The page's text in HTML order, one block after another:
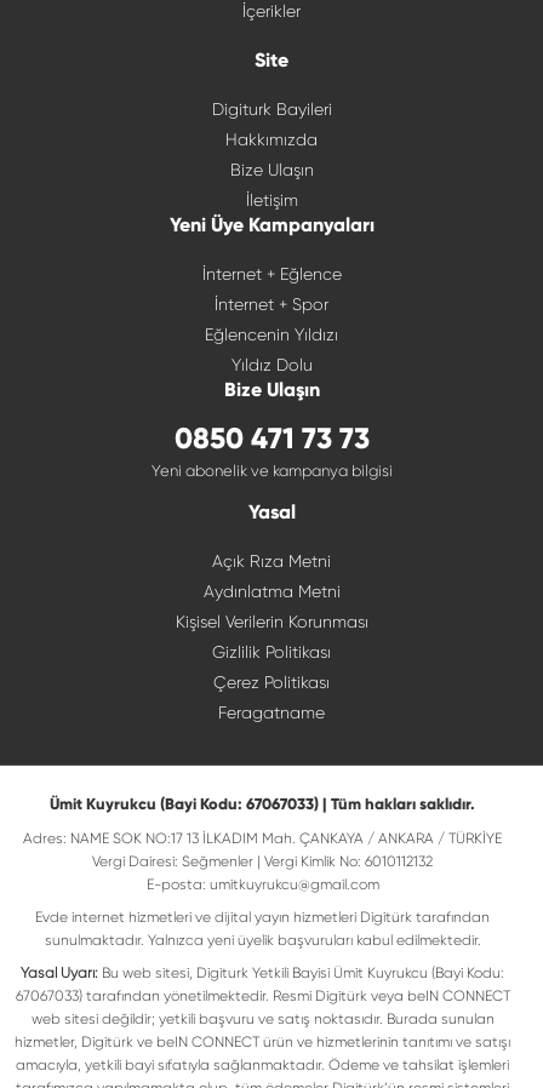
İçerikler
Site
Digiturk Bayileri
Hakkımızda
Bize Ulaşın
İletişim
Yeni Üye Kampanyaları
İnternet + Eğlence
İnternet + Spor
Eğlencenin Yıldızı
Yıldız Dolu
Bize Ulaşın
0850 471 73 73
Yeni abonelik ve kampanya bilgisi
Yasal
Açık Rıza Metni
Aydınlatma Metni
Kişisel Verilerin Korunması
Gizlilik Politikası
Çerez Politikası
Feragatname
Ümit Kuyrukcu (Bayi Kodu: 67067033) | Tüm hakları saklıdır.
Adres: NAME SOK NO:17 13 İLKADIM Mah. ÇANKAYA / ANKARA / TÜRKİYE
Vergi Dairesi: Seğmenler | Vergi Kimlik No: 6010112132
E-posta: umitkuyrukcu@gmail.com
Evde internet hizmetleri ve dijital yayın hizmetleri Digitürk tarafından
sunulmaktadır. Yalnızca yeni üyelik başvuruları kabul edilmektedir.
Yasal Uyarı: Bu web sitesi, Digiturk Yetkili Bayisi Ümit Kuyrukcu (Bayi Kodu:
67067033) tarafından yönetilmektedir. Resmi Digitürk veya beIN CONNECT
web sitesi değildir; yetkili başvuru ve satış noktasıdır. Burada sunulan
hizmetler, Digitürk ve beIN CONNECT ürün ve hizmetlerinin tanıtımı ve satışı
amacıyla, yetkili bayi sıfatıyla sağlanmaktadır. Ödeme ve tahsilat işlemleri